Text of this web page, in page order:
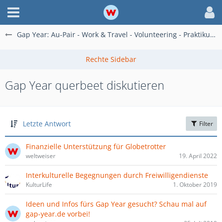
Gap Year: Au-Pair - Work & Travel - Volunteering - Praktikum im Ausland
Gap Year querbeet diskutieren
Letzte Antwort Filter
Finanzielle Unterstützung für Globetrotter
weltweiser 19. April 2022
Interkulturelle Begegnungen durch Freiwilligendienste
KulturLife 1. Oktober 2019
Ideen und Infos fürs Gap Year gesucht? Schau mal auf
gap-year.de vorbei!